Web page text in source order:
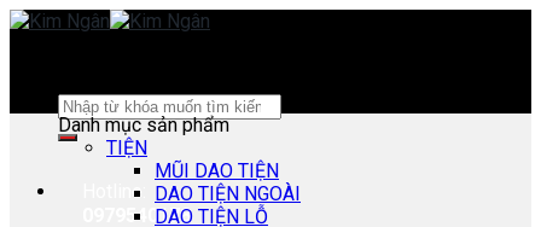
Skip
Search
for:
Hotline:
0979540178
Danh mục sản phẩm
TIỆN
MŨI DAO TIỆN
DAO TIỆN NGOÀI
DAO TIỆN LỖ